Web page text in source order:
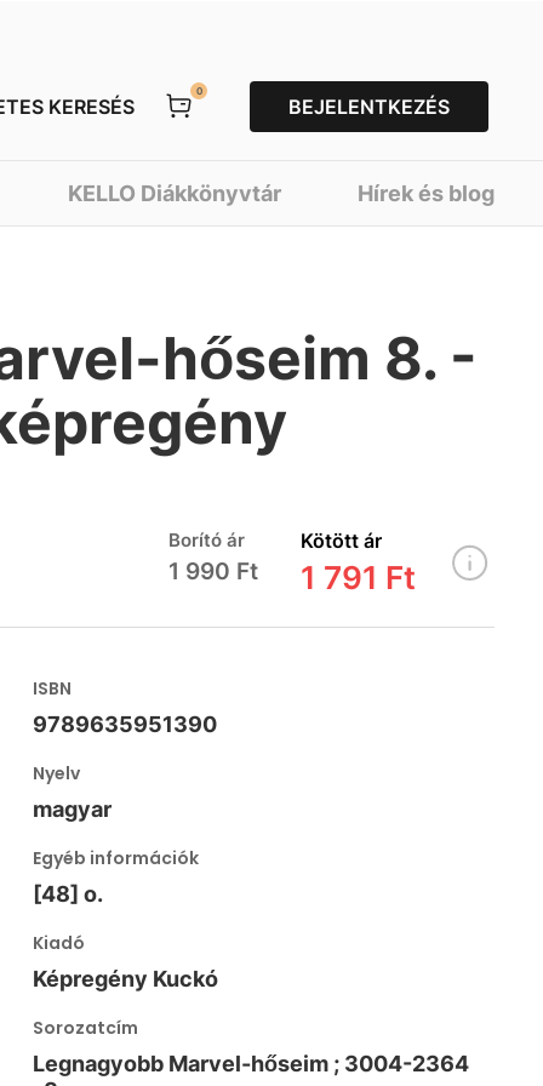
KERESÉS
0
BEJELENTKEZÉS
KELLO Diákkönyvtár Hírek és blog
hőseim 8. -
Borító ár
1 990 Ft
Kötött ár
1 791 Ft
ISBN
9789635951390
Nyelv
magyar
Egyéb információk
[48] o.
Kiadó
Képregény Kuckó
Sorozatcím
Legnagyobb Marvel-hőseim ; 3004-2364